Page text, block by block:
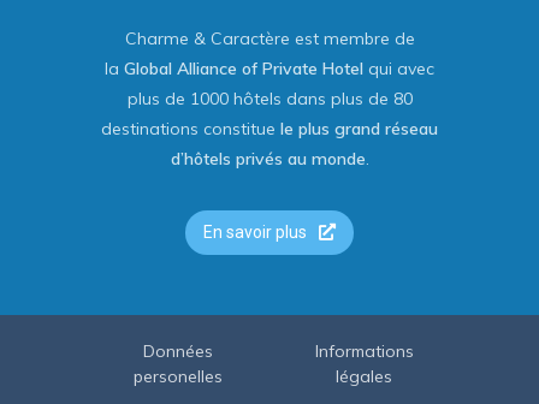
Charme & Caractère est membre de
la Global Alliance of Private Hotel qui avec
plus de 1000 hôtels dans plus de 80
destinations constitue le plus grand réseau
d’hôtels privés au monde.
En savoir plus
Données
personelles
Informations
légales